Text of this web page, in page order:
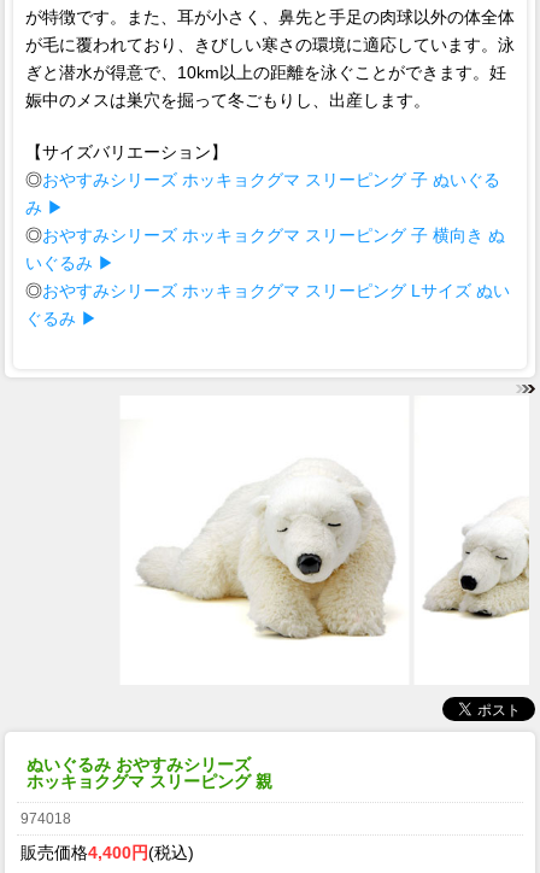
が特徴です。また、耳が小さく、鼻先と手足の肉球以外の体全体
が毛に覆われており、きびしい寒さの環境に適応しています。泳
ぎと潜水が得意で、10km以上の距離を泳ぐことができます。妊
娠中のメスは巣穴を掘って冬ごもりし、出産します。
【サイズバリエーション】
◎おやすみシリーズ ホッキョクグマ スリーピング 子 ぬいぐる
み ▶
◎おやすみシリーズ ホッキョクグマ スリーピング 子 横向き ぬ
いぐるみ ▶
◎おやすみシリーズ ホッキョクグマ スリーピング Lサイズ ぬい
ぐるみ ▶
ぬいぐるみ おやすみシリーズ
ホッキョクグマ スリーピング 親
974018
販売価格4,400円(税込)